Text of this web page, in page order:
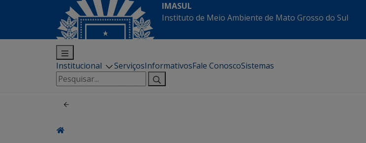
IMASUL
Instituto de Meio Ambiente de Mato Grosso do Sul
Institucional ServiçosInformativosFale ConoscoSistemas
Pesquisar
por: